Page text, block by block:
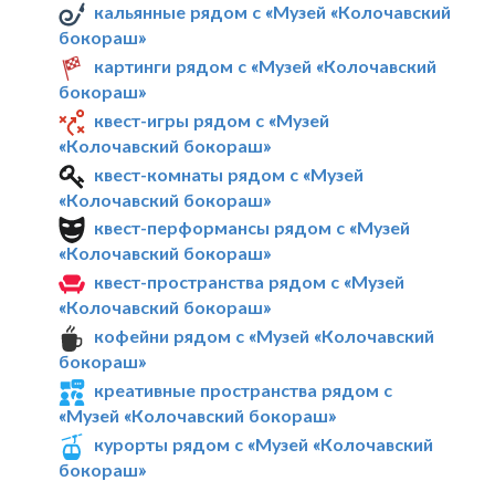
кальянные рядом с «Музей «Колочавский
бокораш»
картинги рядом с «Музей «Колочавский
бокораш»
квест-игры рядом с «Музей
«Колочавский бокораш»
квест-комнаты рядом с «Музей
«Колочавский бокораш»
квест-перформансы рядом с «Музей
«Колочавский бокораш»
квест-пространства рядом с «Музей
«Колочавский бокораш»
кофейни рядом с «Музей «Колочавский
бокораш»
креативные пространства рядом с
«Музей «Колочавский бокораш»
курорты рядом с «Музей «Колочавский
бокораш»